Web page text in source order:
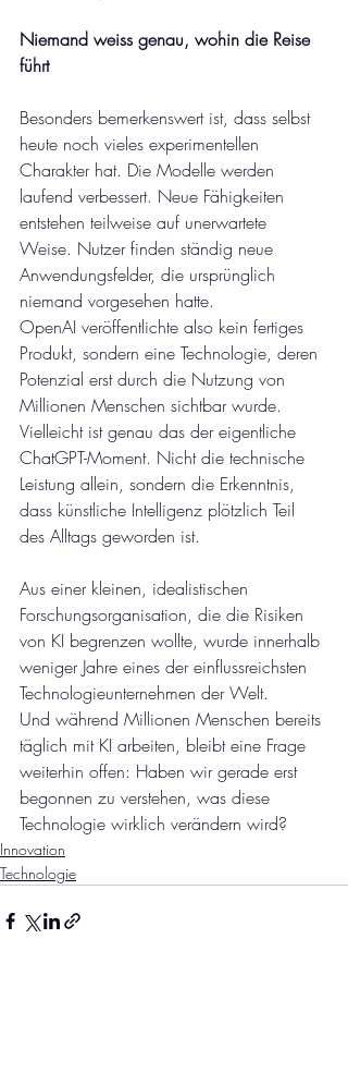
Niemand weiss genau, wohin die Reise
führt
Besonders bemerkenswert ist, dass selbst
heute noch vieles experimentellen
Charakter hat. Die Modelle werden
laufend verbessert. Neue Fähigkeiten
entstehen teilweise auf unerwartete
Weise. Nutzer finden ständig neue
Anwendungsfelder, die ursprünglich
niemand vorgesehen hatte.
OpenAI veröffentlichte also kein fertiges
Produkt, sondern eine Technologie, deren
Potenzial erst durch die Nutzung von
Millionen Menschen sichtbar wurde.
Vielleicht ist genau das der eigentliche
ChatGPT-Moment. Nicht die technische
Leistung allein, sondern die Erkenntnis,
dass künstliche Intelligenz plötzlich Teil
des Alltags geworden ist.
Aus einer kleinen, idealistischen
Forschungsorganisation, die die Risiken
von KI begrenzen wollte, wurde innerhalb
weniger Jahre eines der einflussreichsten
Technologieunternehmen der Welt.
Und während Millionen Menschen bereits
täglich mit KI arbeiten, bleibt eine Frage
weiterhin offen: Haben wir gerade erst
begonnen zu verstehen, was diese
Technologie wirklich verändern wird?
Innovation
Technologie